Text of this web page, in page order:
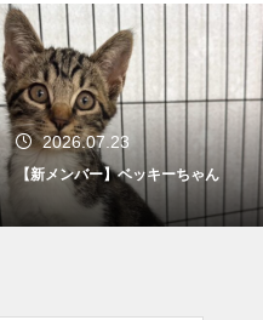
2026.07.23
【新メンバー】ベッキーちゃん